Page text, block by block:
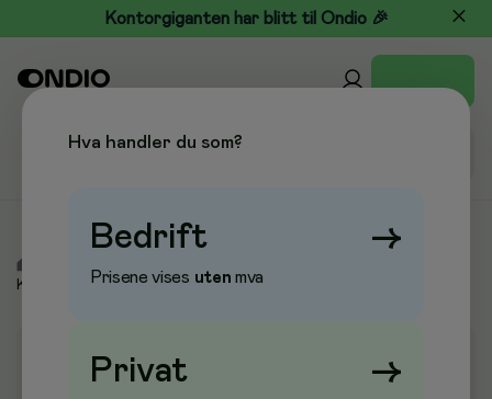
Kontorgiganten har blitt til Ondio 🎉
Konfekt
Hva handler du som?
Bedrift →
Prisene vises uten mva
Privat →